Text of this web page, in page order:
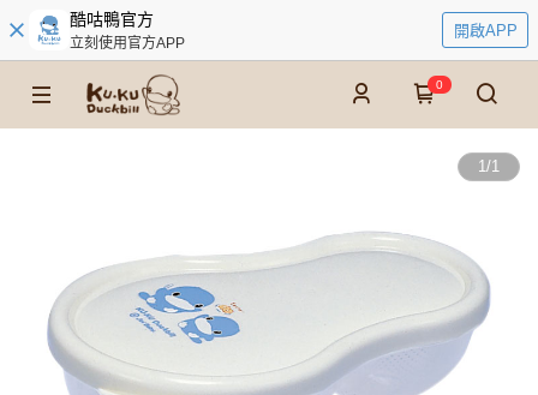
酷咕鴨官方
立刻使用官方APP
開啟APP
0
1/1